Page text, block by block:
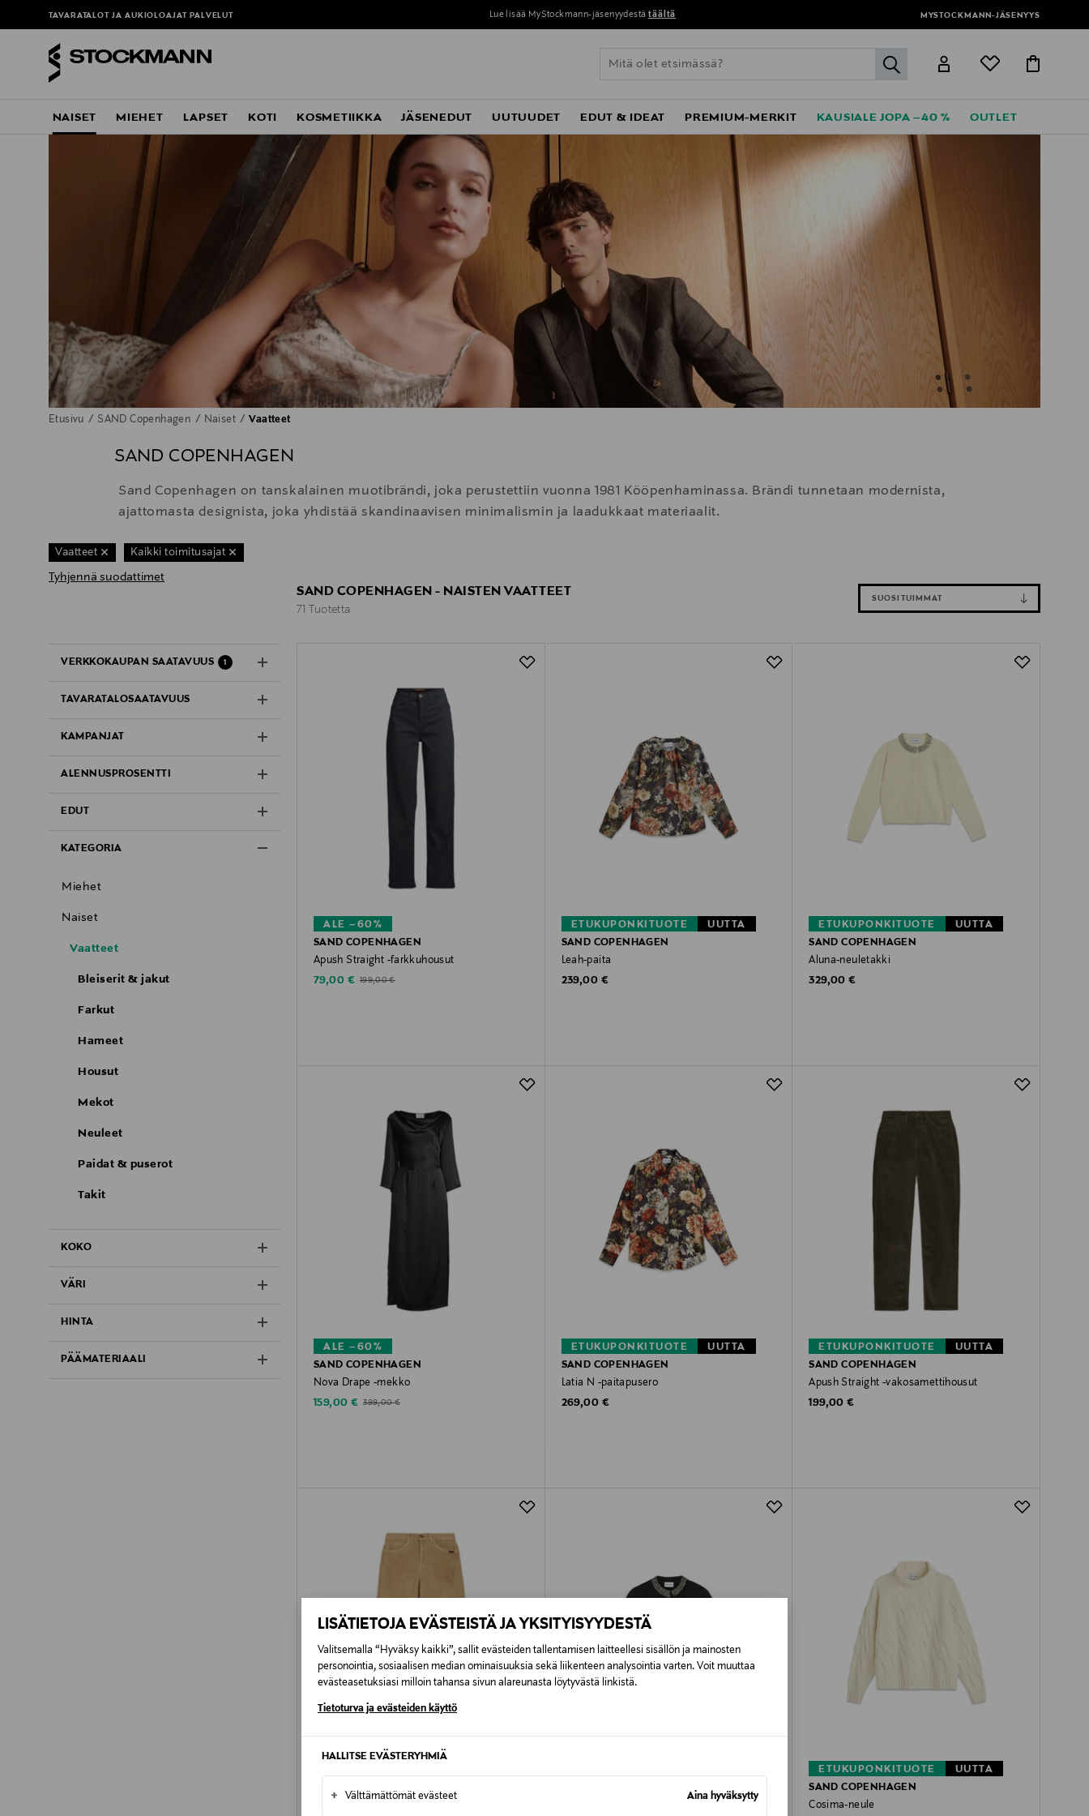
LISÄTIETOJA EVÄSTEISTÄ JA YKSITYISYYDESTÄ
Valitsemalla “Hyväksy kaikki”, sallit evästeiden tallentamisen laitteellesi sisällön ja mainosten
personointia, sosiaalisen median ominaisuuksia sekä liikenteen analysointia varten. Voit muuttaa
evästeasetuksiasi milloin tahansa sivun alareunasta löytyvästä linkistä.
Tietoturva ja evästeiden käyttö
HALLITSE EVÄSTERYHMIÄ
+ Välttämättömät evästeet Aina hyväksytty
TAVARATALOT JA AUKIOLOAJAT PALVELUT Lue lisää MyStockmann-jäsenyydestä täältä MYSTOCKMANN-JÄSENYYS
label.header.go
NAISET MIEHET LAPSET KOTI KOSMETIIKKA JÄSENEDUT UUTUUDET EDUT & IDEAT PREMIUM-MERKIT KAUSIALE JOPA –40 % OUTLET
Etusivu SAND Copenhagen Naiset Vaatteet
SAND COPENHAGEN
Sand Copenhagen on tanskalainen muotibrändi, joka perustettiin vuonna 1981 Kööpenhaminassa. Brändi tunnetaan modernista,
ajattomasta designista, joka yhdistää skandinaavisen minimalismin ja laadukkaat materiaalit.
Vaatteet Kaikki toimitusajat
Tyhjennä suodattimet
VERKKOKAUPAN SAATAVUUS 1
TAVARATALOSAATAVUUS
KAMPANJAT
ALENNUSPROSENTTI
EDUT
KATEGORIA
Miehet
Naiset
Vaatteet
Bleiserit & jakut
Farkut
Hameet
Housut
Mekot
Neuleet
Paidat & puserot
Takit
KOKO
VÄRI
HINTA
PÄÄMATERIAALI
SAND COPENHAGEN - NAISTEN VAATTEET
71 Tuotetta
SUOSITUIMMAT
ALE –60%
SAND COPENHAGEN
Apush Straight -farkkuhousut
Discounted Price
79,00 € Original Price
199,00 €
ETUKUPONKITUOTE
UUTTA
SAND COPENHAGEN
Leah-paita
Original Price
239,00 €
ETUKUPONKITUOTE
UUTTA
SAND COPENHAGEN
Aluna-neuletakki
Original Price
329,00 €
ALE –60%
SAND COPENHAGEN
Nova Drape -mekko
Discounted Price
159,00 € Original Price
399,00 €
ETUKUPONKITUOTE
UUTTA
SAND COPENHAGEN
Latia N -paitapusero
Original Price
269,00 €
ETUKUPONKITUOTE
UUTTA
SAND COPENHAGEN
Apush Straight -vakosamettihousut
Original Price
199,00 €
SAND COPENHAGEN
ETUKUPONKITUOTE
UUTTA
SAND COPENHAGEN
Cosima-neule